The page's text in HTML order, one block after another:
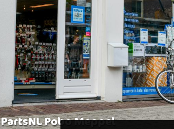
PartsNL Pobo Meppel